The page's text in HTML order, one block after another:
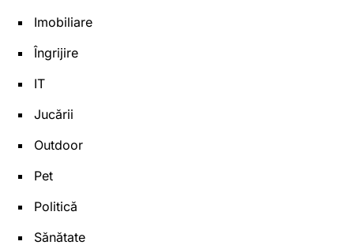
Imobiliare
Îngrijire
IT
Jucării
Outdoor
Pet
Politică
Sănătate